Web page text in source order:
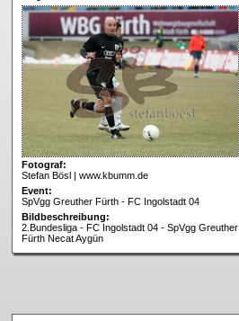
Fotograf:
Stefan Bösl | www.kbumm.de
Event:
SpVgg Greuther Fürth - FC Ingolstadt 04
Bildbeschreibung:
2.Bundesliga - FC Ingolstadt 04 - SpVgg Greuther
Fürth Necat Aygün